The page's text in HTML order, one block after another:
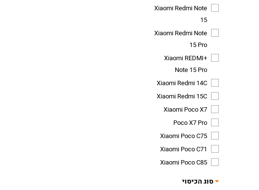
Xiaomi Redmi Note
15
Xiaomi Redmi Note
15 Pro
+Xiaomi REDMI
Note 15 Pro
Xiaomi Redmi 14C
Xiaomi Redmi 15C
Xiaomi Poco X7
Poco X7 Pro
Xiaomi Poco C75
Xiaomi Poco C71
Xiaomi Poco C85
סוג הכיסוי